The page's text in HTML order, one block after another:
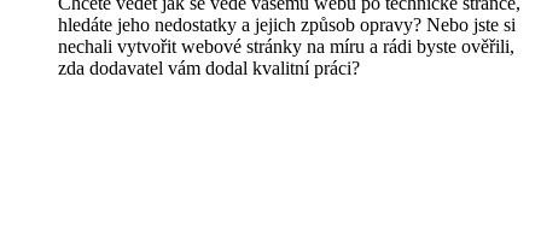
hledáte jeho nedostatky a jejich způsob opravy? Nebo jste si
nechali vytvořit webové stránky na míru a rádi byste ověřili,
zda dodavatel vám dodal kvalitní práci?